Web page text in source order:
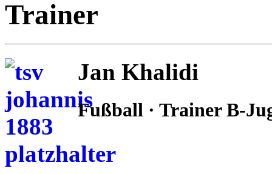
Trainer
Jan Khalidi
Fußball · Trainer B-